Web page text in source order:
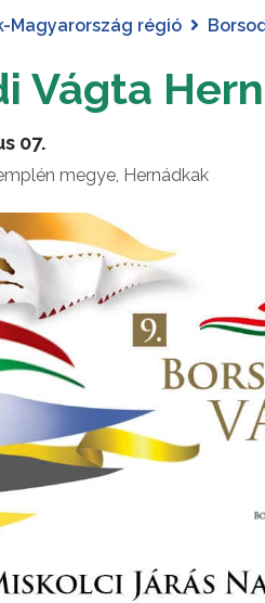
Magyarország régió
Vágta
07.
megye, Hernádkak